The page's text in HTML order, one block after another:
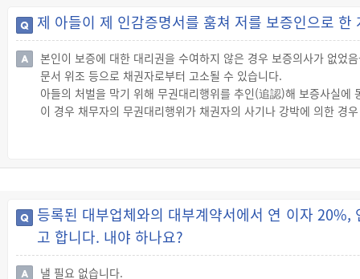
자로부터는 받을 수 없습니다.
제 아들이 제 인감증명서를 훔쳐 저를 보증인으로
본인이 보증에 대한 대리권을 수여하지 않은 경우 보증의사가 없었
문서 위조 등으로 채권자로부터 고소될 수 있습니다.
아들의 처벌을 막기 위해 무권대리행위를 추인(追認)해 보증사실
이 경우 채무자의 무권대리행위가 채권자의 사기나 강박에 의한 경
등록된 대부업체와의 대부계약서에서 연 이자
고 합니다. 내야 하나요?
낼 필요 없습니다.